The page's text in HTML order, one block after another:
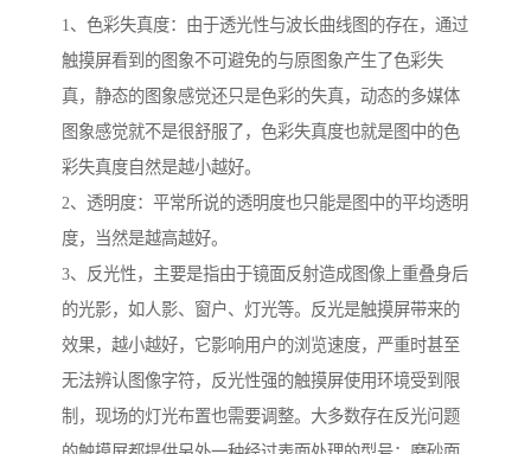
1、色彩失真度：由于透光性与波长曲线图的存在，通过
触摸屏看到的图象不可避免的与原图象产生了色彩失
真，静态的图象感觉还只是色彩的失真，动态的多媒体
图象感觉就不是很舒服了，色彩失真度也就是图中的色
彩失真度自然是越小越好。
2、透明度：平常所说的透明度也只能是图中的平均透明
度，当然是越高越好。
3、反光性，主要是指由于镜面反射造成图像上重叠身后
的光影，如人影、窗户、灯光等。反光是触摸屏带来的
效果，越小越好，它影响用户的浏览速度，严重时甚至
无法辨认图像字符，反光性强的触摸屏使用环境受到限
制，现场的灯光布置也需要调整。大多数存在反光问题